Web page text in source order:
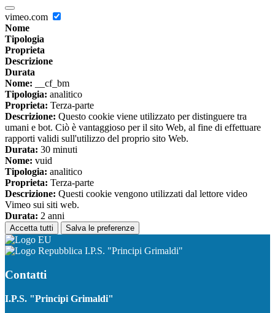
vimeo.com
Nome
Tipologia
Proprieta
Descrizione
Durata
Nome: __cf_bm
Tipologia: analitico
Proprieta: Terza-parte
Descrizione: Questo cookie viene utilizzato per distinguere tra
umani e bot. Ciò è vantaggioso per il sito Web, al fine di effettuare
rapporti validi sull'utilizzo del proprio sito Web.
Durata: 30 minuti
Nome: vuid
Tipologia: analitico
Proprieta: Terza-parte
Descrizione: Questi cookie vengono utilizzati dal lettore video
Vimeo sui siti web.
Durata: 2 anni
Accetta tutti Salva le preferenze
I.P.S. "Principi Grimaldi"
Contatti
I.P.S. "Principi Grimaldi"